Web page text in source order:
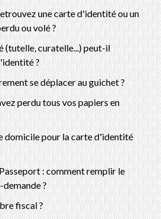
une carte d'identité ou un
ou volé ?
(tutelle, curatelle...) peut-il
?
se déplacer au guichet ?
perdu tous vos papiers en
domicile pour la carte d'identité
: comment remplir le
?
fiscal ?